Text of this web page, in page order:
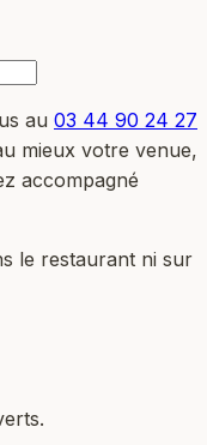
au 03 44 90 24 27
mieux votre venue,
accompagné
le restaurant ni sur